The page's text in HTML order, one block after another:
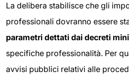
La delibera stabilisce che gli
professionali dovranno essere
parametri dettati dai decreti
specifiche professionalità. Per
avvisi pubblici relativi alle